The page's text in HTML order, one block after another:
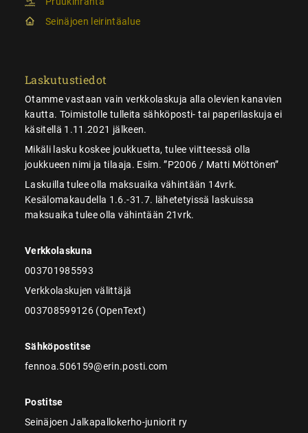
Seinäjoen leirintäalue
Laskutustiedot
Otamme vastaan vain verkkolaskuja alla olevien kanavien
kautta. Toimistolle tulleita sähköposti- tai paperilaskuja ei
käsitellä 1.11.2021 jälkeen.
Mikäli lasku koskee joukkuetta, tulee viitteessä olla
joukkueen nimi ja tilaaja. Esim. ”P2006 / Matti Möttönen”
Laskuilla tulee olla maksuaika vähintään 14vrk.
Kesälomakaudella 1.6.-31.7. lähetetyissä laskuissa
maksuaika tulee olla vähintään 21vrk.
Verkkolaskuna
003701985593
Verkkolaskujen välittäjä
003708599126 (OpenText)
Sähköpostitse
fennoa.506159@erin.posti.com
Postitse
Seinäjoen Jalkapallokerho-juniorit ry